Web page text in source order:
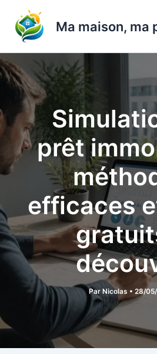
contenu
Ma maison, ma
prêt
efficaces
Par Nicolas • 28/